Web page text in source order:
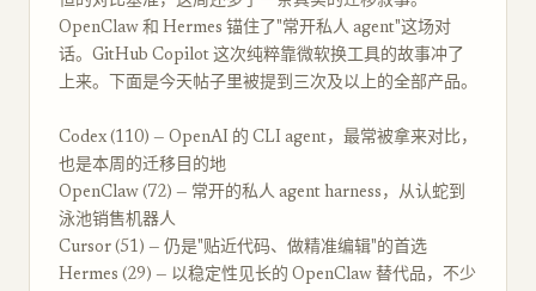
OpenClaw 和 Hermes 锚住了"常开私人 agent"这场对
话。GitHub Copilot 这次纯粹靠微软换工具的故事冲了
上来。下面是今天帖子里被提到三次及以上的全部产品。
Codex (110) — OpenAI 的 CLI agent，最常被拿来对比，
也是本周的迁移目的地
OpenClaw (72) — 常开的私人 agent harness，从认蛇到
泳池销售机器人
Cursor (51) — 仍是"贴近代码、做精准编辑"的首选
Hermes (29) — 以稳定性见长的 OpenClaw 替代品，不少